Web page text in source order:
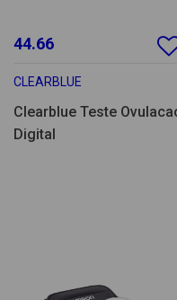
44.66
CLEARBLUE
Clearblue Teste
Digital